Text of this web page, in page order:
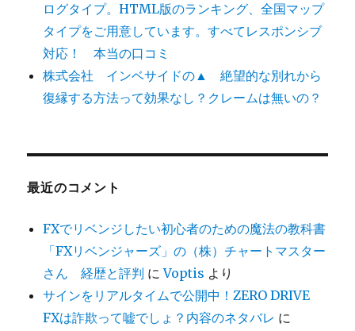
ログタイプ。HTML版のランキング、全国マップ
タイプをご用意しています。すべてレスポンシブ
対応！ 本当の口コミ
株式会社 インベサイドの▲ 絶望的な別れから
復縁する方法って効果なし？クレームは無いの？
最近のコメント
FXでリベンジしたい初心者のための魔法の教科書
「FXリベンジャーズ」の（株）チャートマスター
さん 経歴と評判 にVoptis より
サインをリアルタイムで公開中！ZERO DRIVE
FXは詐欺って嘘でしょ？内容のネタバレ に